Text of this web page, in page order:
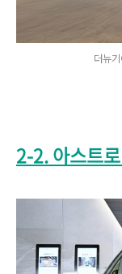
더뉴
2-2. 아스트